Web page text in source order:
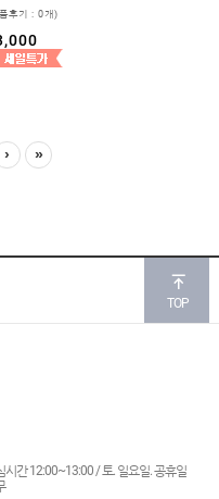
후기 : 0개)
› »
TOP
시간 12:00~13:00 /토. 일요일. 공휴일